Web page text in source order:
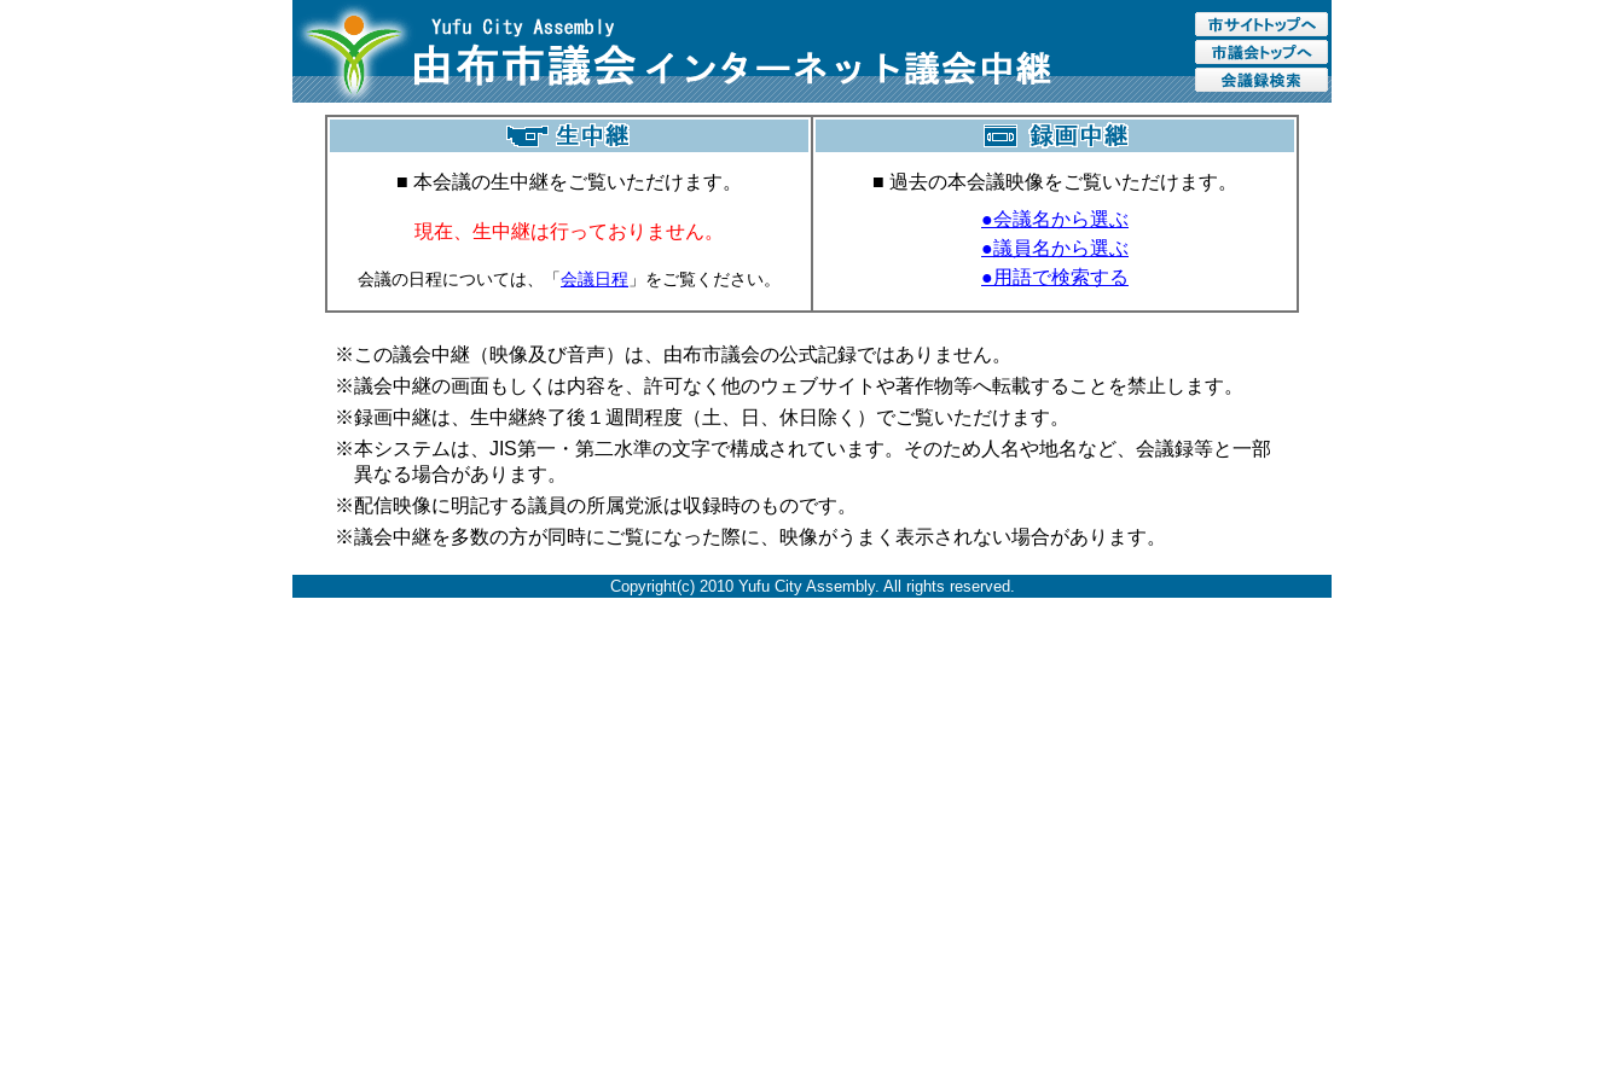
■ 本会議の生中継をご覧いただけます。
現在、生中継は行っておりません。
会議の日程については、「 会議日程 」をご覧ください。
■ 過去の本会議映像をご覧いただけます。
●会議名から選ぶ
●議員名から選ぶ
●用語で検索する
※この議会中継（映像及び音声）は、由布市議会の公式記録ではありません。
※議会中継の画面もしくは内容を、許可なく他のウェブサイトや著作物等へ転載することを禁止します。
※録画中継は、生中継終了後１週間程度（土、日、休日除く）でご覧いただけます。
※本システムは、JIS第一・第二水準の文字で構成されています。そのため人名や地名など、会議録等と一部
異なる場合があります。
※配信映像に明記する議員の所属党派は収録時のものです。
※議会中継を多数の方が同時にご覧になった際に、映像がうまく表示されない場合があります。
Copyright(c) 2010 Yufu City Assembly. All rights reserved.